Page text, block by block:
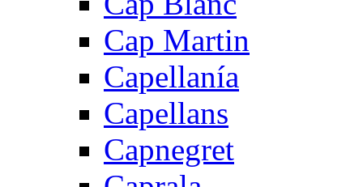
Cap Martin
Capellanía
Capellans
Capnegret